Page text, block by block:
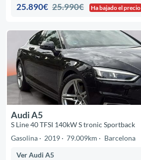
25.890€ 25.990€ Ha bajado el precio
Audi A5
S Line 40 TFSI 140kW S tronic Sportback
Gasolina
2019 79.009km Barcelona
Ver Audi A5